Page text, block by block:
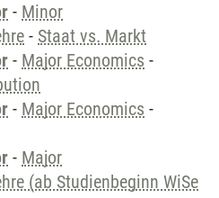
- Minor
- Staat vs. Markt
- Major Economics -
- Major Economics -
- Major
(ab Studienbeginn WiSe